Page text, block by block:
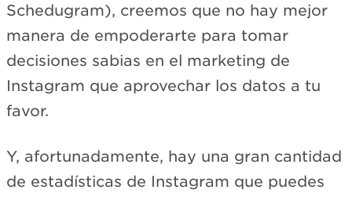
Schedugram), creemos que no hay mejor
manera de empoderarte para tomar
decisiones sabias en el marketing de
Instagram que aprovechar los datos a tu
favor.
Y, afortunadamente, hay una gran cantidad
de estadísticas de Instagram que puedes